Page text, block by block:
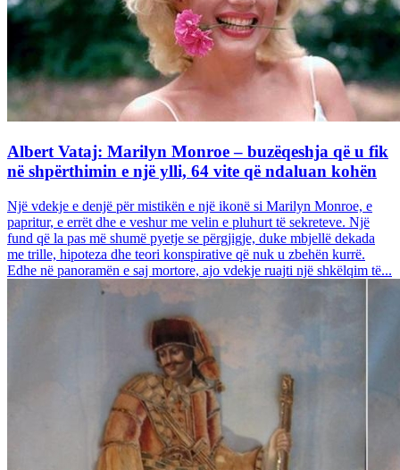
Albert Vataj: Marilyn Monroe – buzëqeshja që u fik
në shpërthimin e një ylli, 64 vite që ndaluan kohën
Një vdekje e denjë për mistikën e një ikonë si Marilyn Monroe, e
papritur, e errët dhe e veshur me velin e pluhurt të sekreteve. Një
fund që la pas më shumë pyetje se përgjigje, duke mbjellë dekada
me trille, hipoteza dhe teori konspirative që nuk u zbehën kurrë.
Edhe në panoramën e saj mortore, ajo vdekje ruajti një shkëlqim të...